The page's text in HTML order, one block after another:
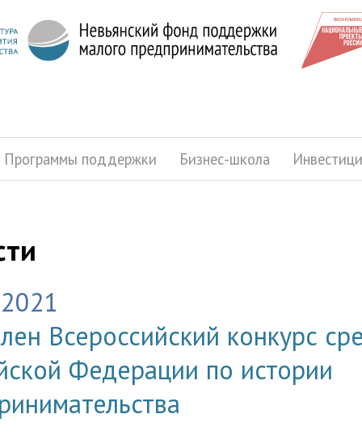
Программы поддержки Бизнес-школа
Всероссийский конкурс
Федерации по истории